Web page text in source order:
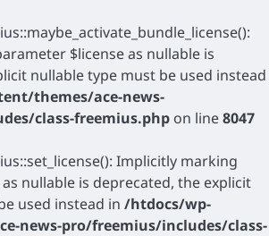
$license as nullable is
nullable type must be used instead
themes/ace-news-
class-freemius.php on line8047
Implicitly marking
nullable is deprecated, the explicit
used instead in /htdocs/wp-
news-pro/freemius/includes/class-